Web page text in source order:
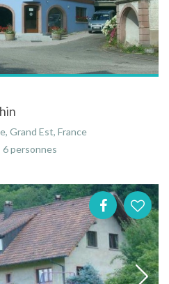
Grand Est, France
6 personnes